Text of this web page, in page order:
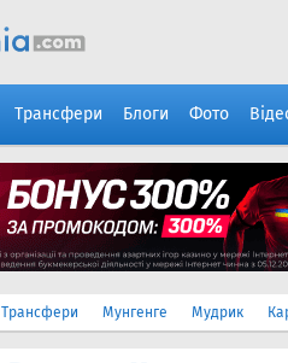
Трансфери Блоги Фото
Трансфери Мунгенге Мудрик